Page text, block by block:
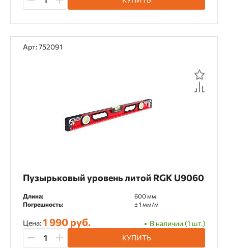
Арт: 752091
Пузырьковый уровень литой RGK U9060
Длина:
600 мм
Погрешность:
± 1 мм/м
Цена:1 990 руб.
В наличии (1 шт.)
КУПИТЬ